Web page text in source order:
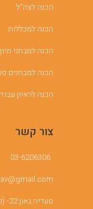
הכנה לצה”ל
הכנה למכללות
הכנה למבחני
הכנה למבחנים
הכנה לראיון
צור קשר
03-6206306